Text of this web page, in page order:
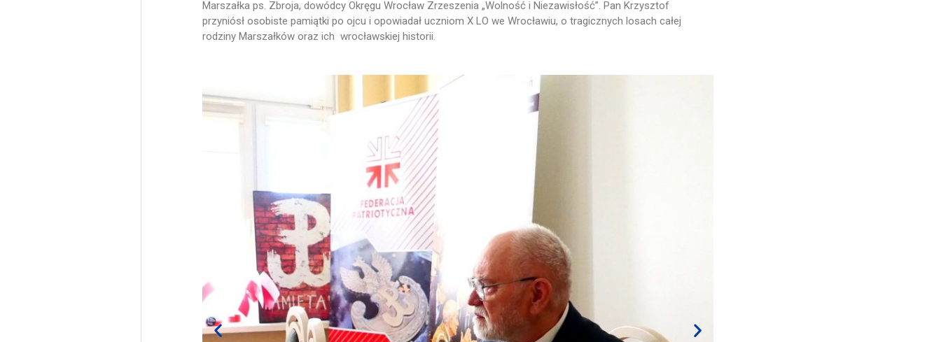
Marszałka ps. Zbroja, dowódcy Okręgu Wrocław Zrzeszenia „Wolność i Niezawisłość”. Pan Krzysztof
przyniósł osobiste pamiątki po ojcu i opowiadał uczniom X LO we Wrocławiu, o tragicznych losach całej
rodziny Marszałków oraz ich wrocławskiej historii.